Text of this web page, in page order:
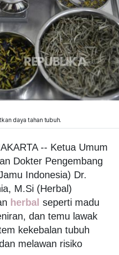
daya tahan tubuh.
-- Ketua Umum
Dokter Pengembang
Indonesia) Dr.
M.Si (Herbal)
herbal seperti madu
dan temu lawak
kekebalan tubuh
melawan risiko